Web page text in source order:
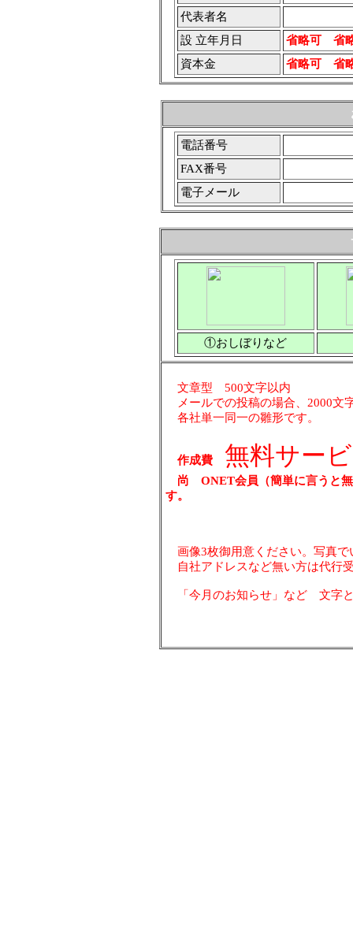
代表者名
設 立年月日
省略可 省
資本金
省略可 省
電話番号
FAX番号
電子メール
①おしぼりなど
文章型 500文字以内
メールでの投稿の場合、2000文
各社単一同一の雛形です。
作成費 無料サー
尚 ONET会員（簡単に言うと無
す。
画像3枚御用意ください。写真で
自社アドレスなど無い方は代行
「今月のお知らせ」など 文字